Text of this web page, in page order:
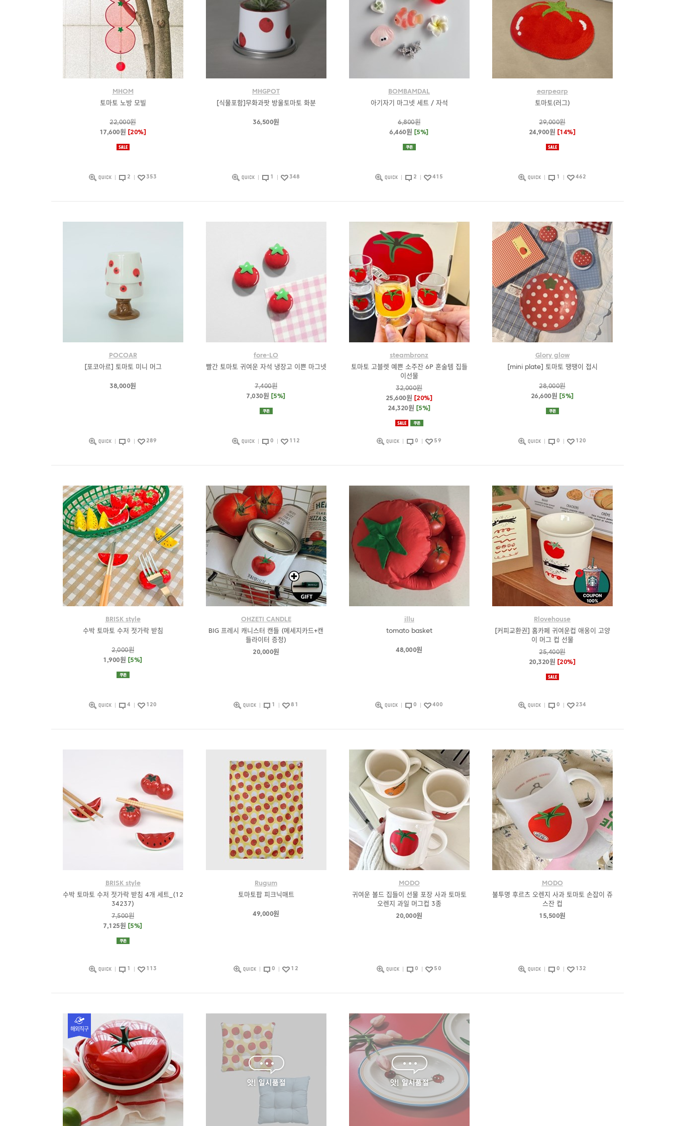
MHOM
토마토 노방 모빌
22,000원
17,600원 [20%]
2 353
MHGPOT
[식물포함]무화과팟 방울토마토 화분
36,500원
1 348
BOMBAMDAL
아기자기 마그넷 세트 / 자석
6,800원
6,460원 [5%]
2 415
earpearp
토마토(러그)
29,000원
24,900원 [14%]
1 462
POCOAR
[포코아르] 토마토 미니 머그
38,000원
0 289
fore-LO
빨간 토마토 귀여운 자석 냉장고 이쁜 마그넷
7,400원
7,030원 [5%]
0 112
steambronz
토마토 고블렛 예쁜 소주잔 6P 혼술템 집들
이선물
32,000원
25,600원 [20%]
24,320원 [5%]
0 59
Glory glow
[mini plate] 토마토 땡땡이 접시
28,000원
26,600원 [5%]
0 120
BRISK style
수박 토마토 수저 젓가락 받침
2,000원
1,900원 [5%]
4 120
OHZETI CANDLE
BIG 프레시 캐니스터 캔들 (메세지카드+캔
들라이터 증정)
20,000원
1 81
illu
tomato basket
48,000원
0 400
Rlovehouse
[커피교환권] 홈카페 귀여운컵 애옹이 고양
이 머그 컵 선물
25,400원
20,320원 [20%]
0 234
BRISK style
수박 토마토 수저 젓가락 받침 4개 세트_(12
34237)
7,500원
7,125원 [5%]
1 113
Rugum
토마토팝 피크닉매트
49,000원
0 12
MODO
귀여운 볼드 집들이 선물 포장 사과 토마토
오렌지 과일 머그컵 3종
20,000원
0 50
MODO
불투명 후르츠 오렌지 사과 토마토 손잡이 쥬
스잔 컵
15,500원
0 132
해외직구